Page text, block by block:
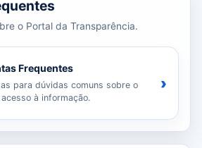
o Portal da Transparência.
Frequentes
para dúvidas comuns sobre o
à informação.
›